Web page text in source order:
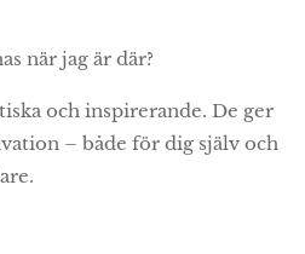
när jag är där?
och inspirerande. De ger
– både för dig själv och